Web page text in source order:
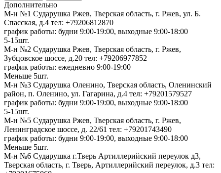
Дополнительно
М-н №1 Сударушка Ржев, Тверская область, г. Ржев, ул. Б.
Спасская, д.4 тел: +79206812870
график работы: будни 9:00-19:00, выходные 9:00-18:00
5-15шт.
М-н №2 Cударушка Ржев, Тверская область, г. Ржев,
Зубцовское шоссе, д.20 тел: +79206977852
график работы: ежедневно 9:00-19:00
Меньше 5шт.
М-н №3 Сударушка Оленино, Тверская область, Оленинский
район, п. Оленино, ул. Гагарина, д.4 тел: +79201579527
график работы: будни 9:00-19:00, выходные 9:00-18:00
5-15шт.
М-н №5 Сударушка Ржев, Тверская область, г. Ржев,
Ленинградское шоссе, д. 22/61 тел: +79201743490
график работы: будни 9:00-19:00, выходные 9:00-18:00
Меньше 5шт.
М-н №6 Сударушка г.Тверь Артиллерийский переулок д3,
Тверская область, г. Тверь, Артиллерийский переулок, д.3 тел: